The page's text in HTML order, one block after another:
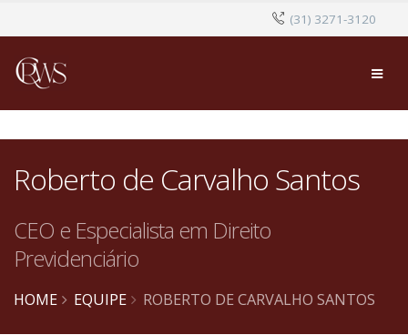
(31) 3271-3120
Roberto de Carvalho Santos
CEO e Especialista em Direito
Previdenciário
HOME EQUIPE ROBERTO DE CARVALHO SANTOS